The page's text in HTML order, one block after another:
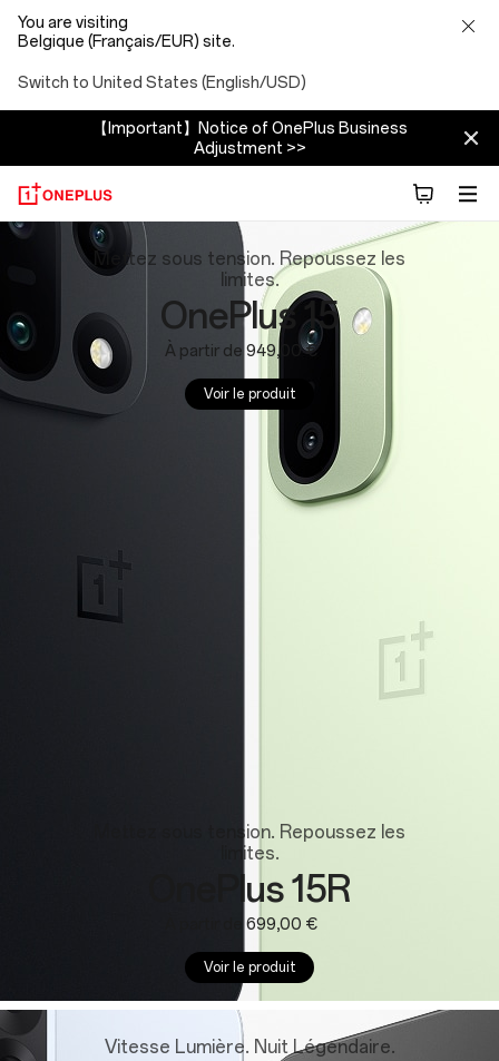
You are visiting
Belgique (Français/EUR) site.
Switch to United States (English/USD)
【Important】Notice of OnePlus Business
Adjustment >>
OnePlus
Website:
Phones,
Tablets
Mettez sous tension. Repoussez les
limites.
OnePlus 15
À partir de 949,00 €
Voir le produit
Mettez sous tension. Repoussez les
limites.
OnePlus 15R
À partir de 699,00 €
Voir le produit
Vitesse Lumière. Nuit Légendaire.